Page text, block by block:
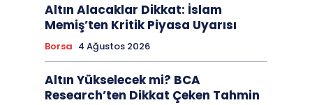
Altın Alacaklar Dikkat: İslam
Memiş’ten Kritik Piyasa Uyarısı
Borsa 4 Ağustos 2026
Altın Yükselecek mi? BCA
Research’ten Dikkat Çeken Tahmin